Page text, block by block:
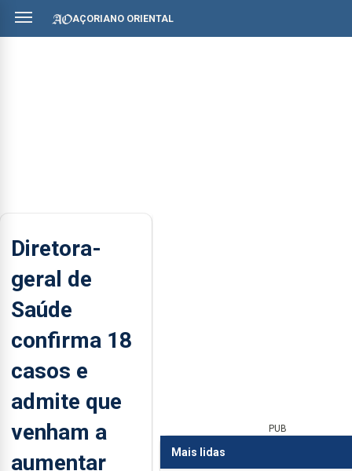
AÇORIANO ORIENTAL
Diretora-
geral de
Saúde
confirma 18
casos e
admite que
venham a
aumentar
PUB
Mais lidas